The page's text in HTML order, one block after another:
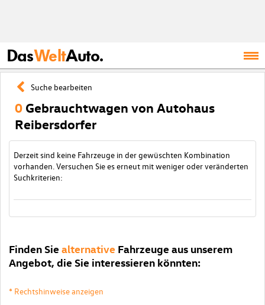
DasWeltAuto.
Suche bearbeiten
0 Gebrauchtwagen von Autohaus
Reibersdorfer
Derzeit sind keine Fahrzeuge in der gewüschten Kombination
vorhanden. Versuchen Sie es erneut mit weniger oder veränderten
Suchkriterien:
Finden Sie alternative Fahrzeuge aus unserem
Angebot, die Sie interessieren könnten:
* Rechtshinweise anzeigen